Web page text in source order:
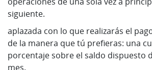
siguiente.
aplazada con lo que realizarás el
de la manera que tú prefieras: una
porcentaje sobre el saldo dispuesto
mes.